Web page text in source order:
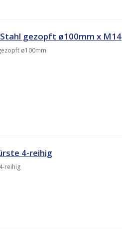
gezopft ø100mm x M14
ø100mm
4-reihig
reihig